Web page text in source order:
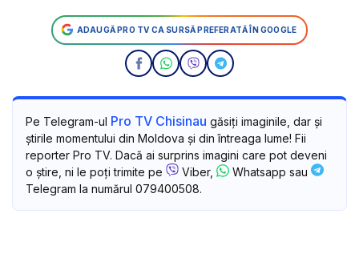
ADAUGĂ PRO TV CA SURSĂ PREFERATĂ ÎN GOOGLE
Pe Telegram-ul Pro TV Chisinau găsiți imaginile, dar și
știrile momentului din Moldova și din întreaga lume! Fii
reporter Pro TV. Dacă ai surprins imagini care pot deveni
o știre, ni le poți trimite pe
Viber,
Whatsapp sau
Telegram la numărul 079400508.